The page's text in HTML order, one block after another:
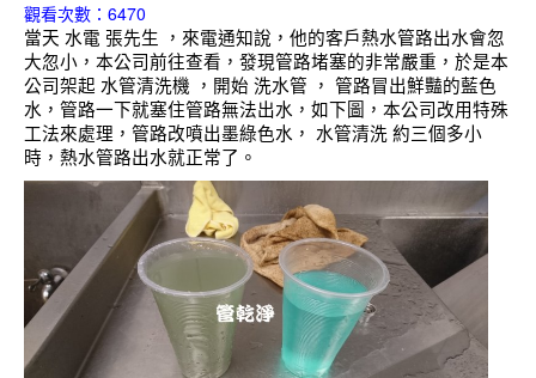
觀看次數：6470
當天 水電 張先生 ，來電通知說，他的客戶熱水管路出水會忽
大忽小，本公司前往查看，發現管路堵塞的非常嚴重，於是本
公司架起 水管清洗機 ，開始 洗水管 ， 管路冒出鮮豔的藍色
水，管路一下就塞住管路無法出水，如下圖，本公司改用特殊
工法來處理，管路改噴出墨綠色水， 水管清洗 約三個多小
時，熱水管路出水就正常了。